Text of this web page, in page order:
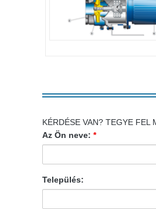
KÉRDÉSE VAN? TEGYE FEL
Az Ön neve: *
Település: